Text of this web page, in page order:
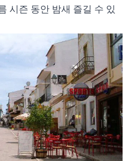
시즌 동안 밤새 즐길 수 있